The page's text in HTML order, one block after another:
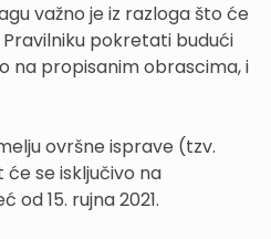
važno je iz razloga što će
pokretati budući
na propisanim obrascima, i
ovršne isprave (tzv.
se isključivo na
15. rujna 2021.